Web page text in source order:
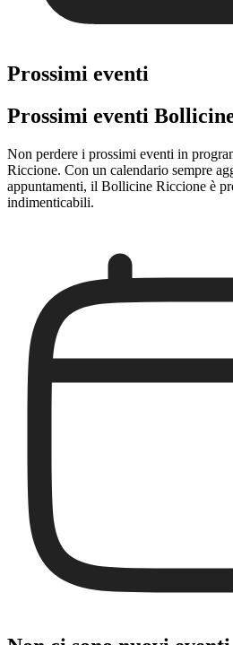
Prossimi eventi
Prossimi eventi
Non perdere i prossimi eventi in
Riccione. Con un calendario sempre
appuntamenti, il Bollicine Riccione è
indimenticabili.